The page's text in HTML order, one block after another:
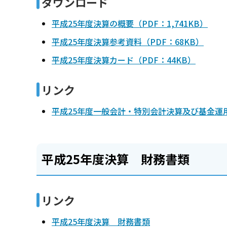
平成25年度決算の概要（PDF：1,741KB）
平成25年度決算参考資料（PDF：68KB）
平成25年度決算カード（PDF：44KB）
リンク
平成25年度一般会計・特別会計決算及び基金運
平成25年度決算 財務書類
リンク
平成25年度決算 財務書類